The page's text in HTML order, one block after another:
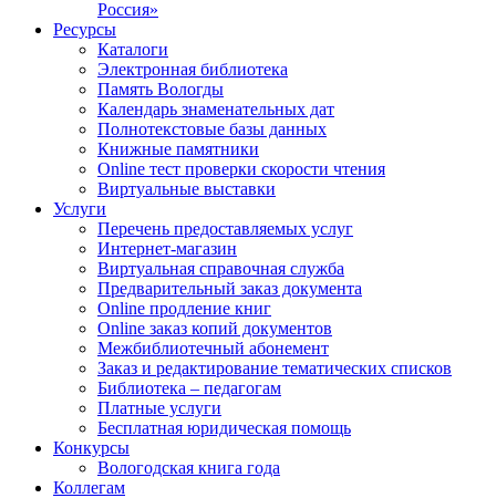
Россия»
Ресурсы
Каталоги
Электронная библиотека
Память Вологды
Календарь знаменательных дат
Полнотекстовые базы данных
Книжные памятники
Online тест проверки скорости чтения
Виртуальные выставки
Услуги
Перечень предоставляемых услуг
Интернет-магазин
Виртуальная справочная служба
Предварительный заказ документа
Online продление книг
Online заказ копий документов
Межбиблиотечный абонемент
Заказ и редактирование тематических списков
Библиотека – педагогам
Платные услуги
Бесплатная юридическая помощь
Конкурсы
Вологодская книга года
Коллегам